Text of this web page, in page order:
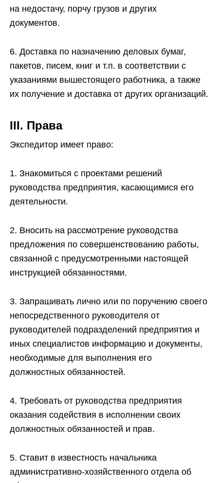
на недостачу, порчу грузов и других
документов.
6. Доставка по назначению деловых бумаг,
пакетов, писем, книг и т.п. в соответствии с
указаниями вышестоящего работника, а также
их получение и доставка от других организаций.
III. Права
Экспедитор имеет право:
1. Знакомиться с проектами решений
руководства предприятия, касающимися его
деятельности.
2. Вносить на рассмотрение руководства
предложения по совершенствованию работы,
связанной с предусмотренными настоящей
инструкцией обязанностями.
3. Запрашивать лично или по поручению своего
непосредственного руководителя от
руководителей подразделений предприятия и
иных специалистов информацию и документы,
необходимые для выполнения его
должностных обязанностей.
4. Требовать от руководства предприятия
оказания содействия в исполнении своих
должностных обязанностей и прав.
5. Ставит в известность начальника
административно-хозяйственного отдела об